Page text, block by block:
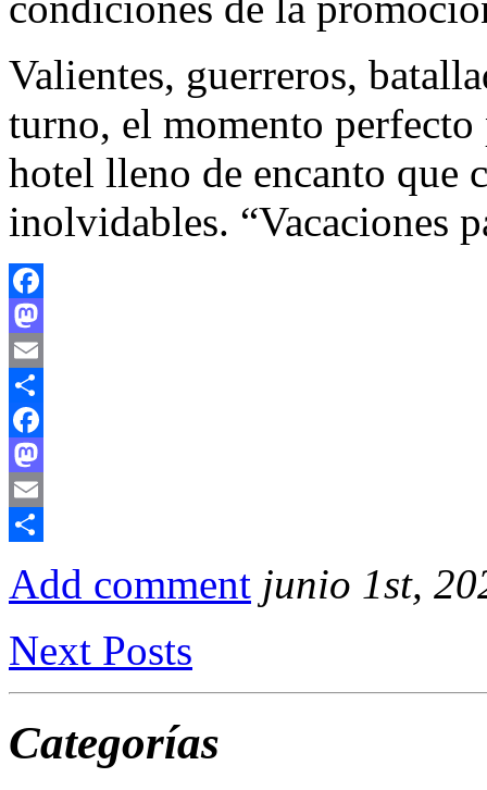
Valientes, guerreros,
turno, el momento
hotel lleno de encanto que
inolvidables. “Vacaciones
Facebook
Mastodon
Email
Compartir
Facebook
Mastodon
Email
Add comment junio 1st,
Next Posts
Categorías